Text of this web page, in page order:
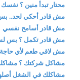
محتار تبدأ منين ؟ نفسك
مش قادر أحكي لحد..
مش قادر أسامح نفسي
مش قادر تكمل ؟ بس
مش لاقي طعم لأي حاجة
مشاكل شركتك ؟
مشاكلك في الشغل